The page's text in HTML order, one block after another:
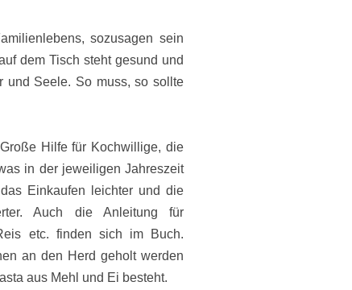
sozusagen sein
dem Tisch steht gesund und
und Seele. So muss, so sollte
Hilfe für Kochwillige, die
in der jeweiligen Jahreszeit
Einkaufen leichter und die
Auch die Anleitung für
etc. finden sich im Buch.
an den Herd geholt werden
aus Mehl und Ei besteht.